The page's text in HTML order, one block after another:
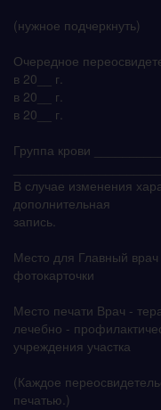
(нужное подчеркнуть)
Очередное
в 20__ г.
в 20__ г.
в 20__ г.
Группа крови
В случае изменения
дополнительная
запись.
Место для Главный
фотокарточки
Место печати Врач -
лечебно -
учреждения участка
(Каждое
печатью.)